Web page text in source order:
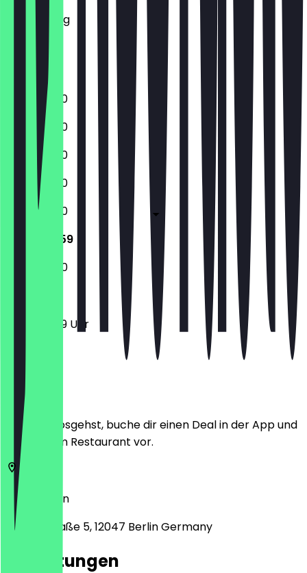
Donnerstag
Freitag
Samstag
Sonntag
11:00 - 23:00
11:00 - 23:00
11:00 - 23:00
11:00 - 23:00
11:00 - 23:00
11:00 - 23:59
11:00 - 23:00
11:00 - 23:59 Uhr
Ort
Bevor du losgehst, buche dir einen Deal in der App und
zeige ihn im Restaurant vor.
12047
Berlin
Sanderstraße 5, 12047 Berlin Germany
Bewertungen